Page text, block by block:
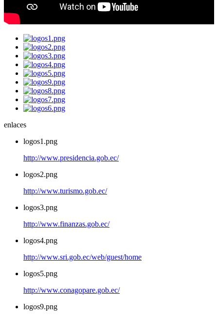
enlaces
logos1.png
http://www.presidencia.gob.ec/
logos2.png
http://www.turismo.gob.ec/
logos3.png
http://www.finanzas.gob.ec/
logos4.png
http://www.sri.gob.ec/web/guest/home
logos5.png
http://www.conagopare.gob.ec/
logos9.png